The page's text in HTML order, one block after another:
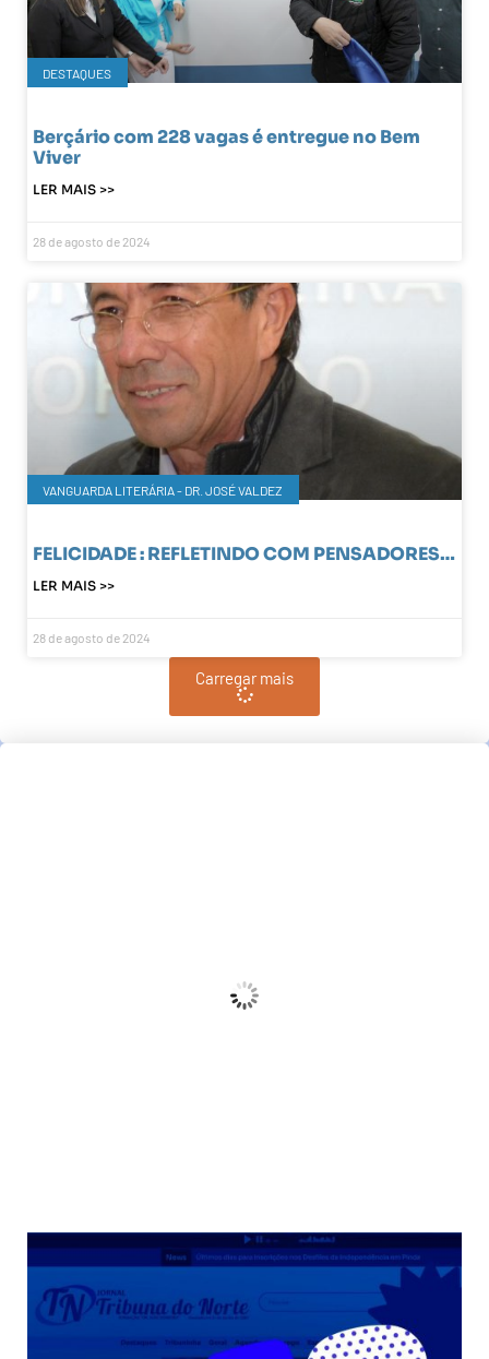
DESTAQUES
Berçário com 228 vagas é entregue no Bem
Viver
LER MAIS >>
28 de agosto de 2024
VANGUARDA LITERÁRIA - DR. JOSÉ VALDEZ
FELICIDADE : REFLETINDO COM PENSADORES…
LER MAIS >>
28 de agosto de 2024
Carregar mais
Wind Gust:10 Km/h